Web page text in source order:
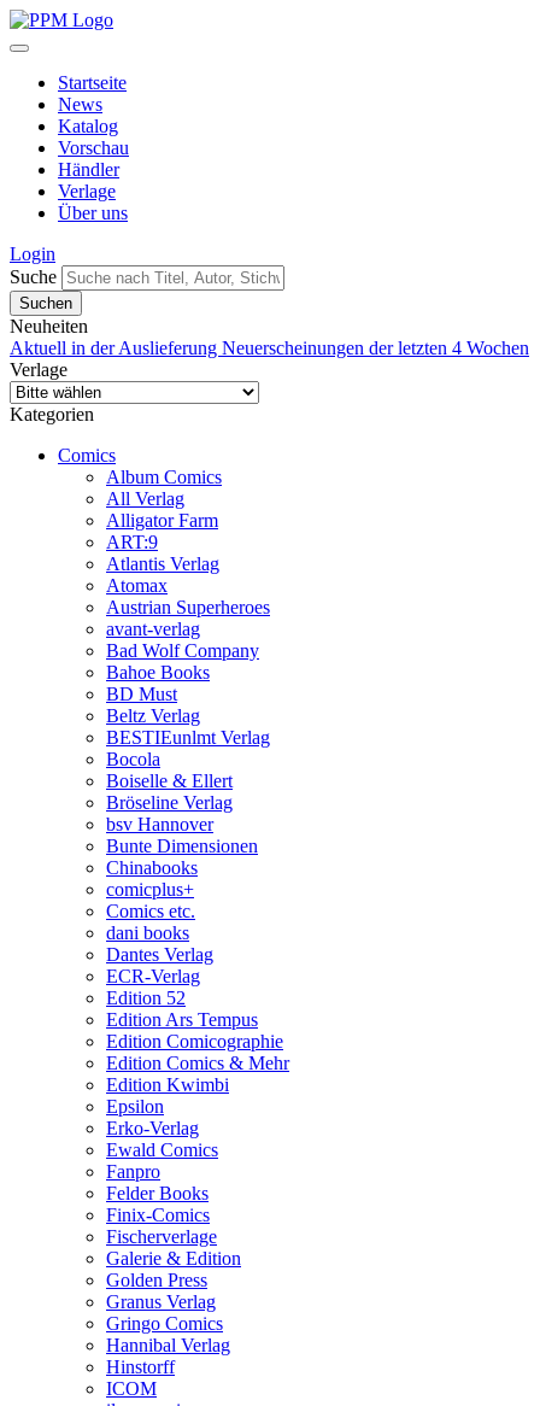
Startseite
News
Katalog
Vorschau
Händler
Verlage
Über uns
Login
Suche
Neuheiten
Aktuell in der Auslieferung Neuerscheinungen der letzten 4 Wochen
Verlage
Kategorien
Comics
Album Comics
All Verlag
Alligator Farm
ART:9
Atlantis Verlag
Atomax
Austrian Superheroes
avant-verlag
Bad Wolf Company
Bahoe Books
BD Must
Beltz Verlag
BESTIEunlmt Verlag
Bocola
Boiselle & Ellert
Bröseline Verlag
bsv Hannover
Bunte Dimensionen
Chinabooks
comicplus+
Comics etc.
dani books
Dantes Verlag
ECR-Verlag
Edition 52
Edition Ars Tempus
Edition Comicographie
Edition Comics & Mehr
Edition Kwimbi
Epsilon
Erko-Verlag
Ewald Comics
Fanpro
Felder Books
Finix-Comics
Fischerverlage
Galerie & Edition
Golden Press
Granus Verlag
Gringo Comics
Hannibal Verlag
Hinstorff
ICOM